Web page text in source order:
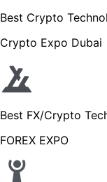
Best Crypto
Crypto Expo Dubai
Best FX/Crypto
FOREX EXPO